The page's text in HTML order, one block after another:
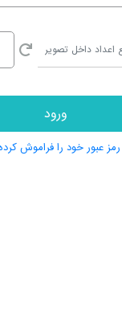
ورود
رمز عبور خود را فراموش